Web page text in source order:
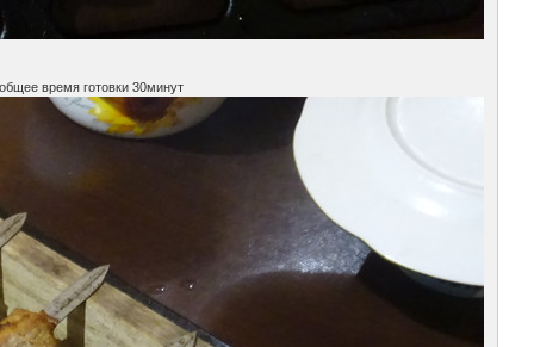
время готовки 30минут